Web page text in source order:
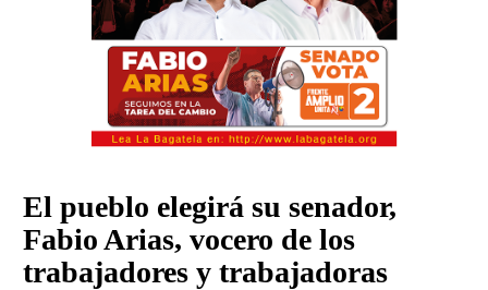
El pueblo elegirá su senador,
Fabio Arias, vocero de los
trabajadores y trabajadoras